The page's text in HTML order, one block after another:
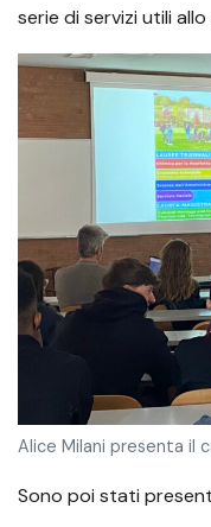
serie di servizi utili
Alice Milani presenta il
Sono poi stati